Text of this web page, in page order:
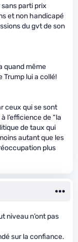
sans parti prix
et non handicapé
du gvt de son
quand même
Trump lui a collé!
ceux qui se sont
l’efficience de “la
de taux qui
autant que les
plus
niveau n’ont pas
sur la confiance.